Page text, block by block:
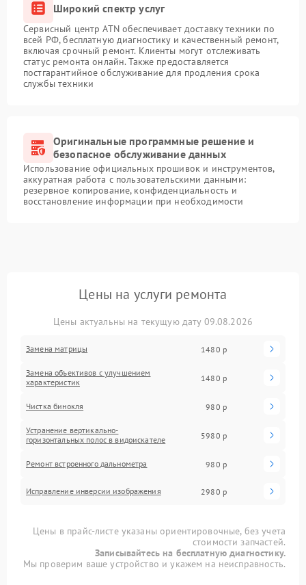
Широкий спектр услуг
Сервисный центр ATN обеспечивает доставку техники по
всей РФ, бесплатную диагностику и качественный ремонт,
включая срочный ремонт. Клиенты могут отслеживать
статус ремонта онлайн. Также предоставляется
постгарантийное обслуживание для продления срока
службы техники
Оригинальные программные решение и
безопасное обслуживание данных
Использование официальных прошивок и инструментов,
аккуратная работа с пользовательскими данными:
резервное копирование, конфиденциальность и
восстановление информации при необходимости
Цены на услуги ремонта
Цены актуальны на текущую дату 09.08.2026
Замена матрицы 1480 р
Замена объективов с улучшением
характеристик
1480 р
Чистка бинокля 980 р
Устранение вертикально-
горизонтальных полос в видоискателе
5980 р
Ремонт встроенного дальнометра 980 р
Исправление инверсии изображения 2980 р
Цены в прайс-листе указаны ориентировочные, без учета
стоимости запчастей.
Записывайтесь на бесплатную диагностику.
Мы проверим ваше устройство и укажем на неисправность.